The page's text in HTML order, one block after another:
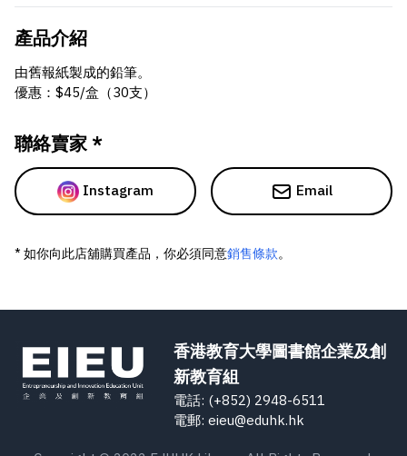
產品介紹
由舊報紙製成的鉛筆。
優惠：$45/盒（30支）
聯絡賣家 *
Instagram Email
* 如你向此店舖購買產品，你必須同意銷售條款。
香港教育大學圖書館企業及創
新教育組
電話: (+852) 2948-6511
電郵: eieu@eduhk.hk